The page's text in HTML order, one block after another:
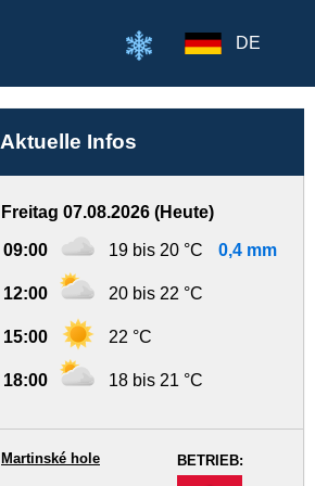
DE
Aktuelle Infos
Freitag 07.08.2026 (Heute)
09:00 19 bis 20 °C 0,4 mm
12:00 20 bis 22 °C
15:00 22 °C
18:00 18 bis 21 °C
BETRIEB:
Martinské hole